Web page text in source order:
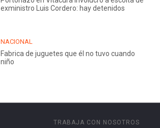
exministro Luis Cordero: hay detenidos
NACIONAL
Fabrica de juguetes que él no tuvo cuando
niño
TRABAJA CON NOSOTROS